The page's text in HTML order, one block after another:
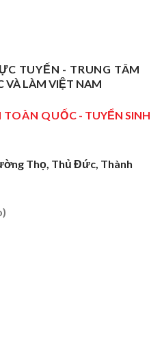
TUYẾN - TRUNG TÂM
VÀ LÀM VIỆT NAM
QUỐC - TUYỂN SINH
Thọ, Thủ Đức, Thành